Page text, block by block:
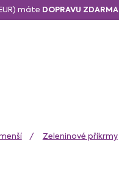
máte DOPRAVU ZDARMA
Zeleninové příkrmy